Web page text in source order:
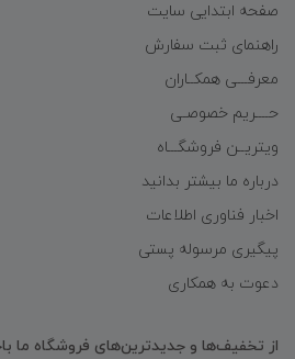
صفحه ابتدایی سایت
راهنمای ثبت سفارش
معرفـــی همکــاران
حــــریم خصوصـی
ویتریــن فروشگـــاه
درباره ما بیشتر بدانید
اخبار فناوری اطلاعات
پیگیری مرسوله پستی
دعوت به همکاری
از تخفیف‌ها و جدیدترین‌های فروشگاه ما